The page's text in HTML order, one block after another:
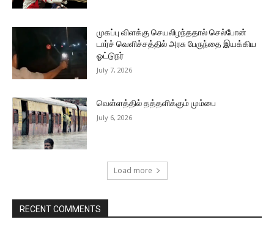
முகப்பு விளக்கு செயலிழந்ததால் செல்போன்
டார்ச் வெளிச்சத்தில் அரசு பேருந்தை இயக்கிய
ஓட்டுநர்
July 7, 2026
வெள்ளத்தில் தத்தளிக்கும் மும்பை
July 6, 2026
Load more
RECENT COMMENTS